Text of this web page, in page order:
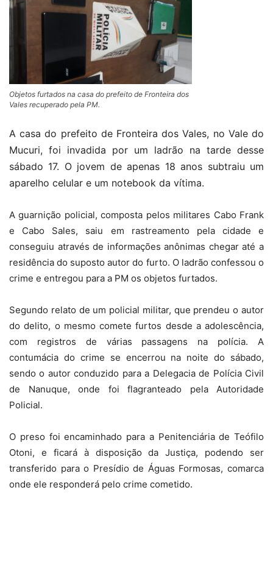
Objetos furtados na casa do prefeito de Fronteira dos
Vales recuperado pela PM.
A casa do prefeito de Fronteira dos Vales, no Vale do
Mucuri, foi invadida por um ladrão na tarde desse
sábado 17. O jovem de apenas 18 anos subtraiu um
aparelho celular e um notebook da vítima.
A guarnição policial, composta pelos militares Cabo Frank
e Cabo Sales, saiu em rastreamento pela cidade e
conseguiu através de informações anônimas chegar até a
residência do suposto autor do furto. O ladrão confessou o
crime e entregou para a PM os objetos furtados.
Segundo relato de um policial militar, que prendeu o autor
do delito, o mesmo comete furtos desde a adolescência,
com registros de várias passagens na polícia. A
contumácia do crime se encerrou na noite do sábado,
sendo o autor conduzido para a Delegacia de Polícia Civil
de Nanuque, onde foi flagranteado pela Autoridade
Policial.
O preso foi encaminhado para a Penitenciária de Teófilo
Otoni, e ficará à disposição da Justiça, podendo ser
transferido para o Presídio de Águas Formosas, comarca
onde ele responderá pelo crime cometido.